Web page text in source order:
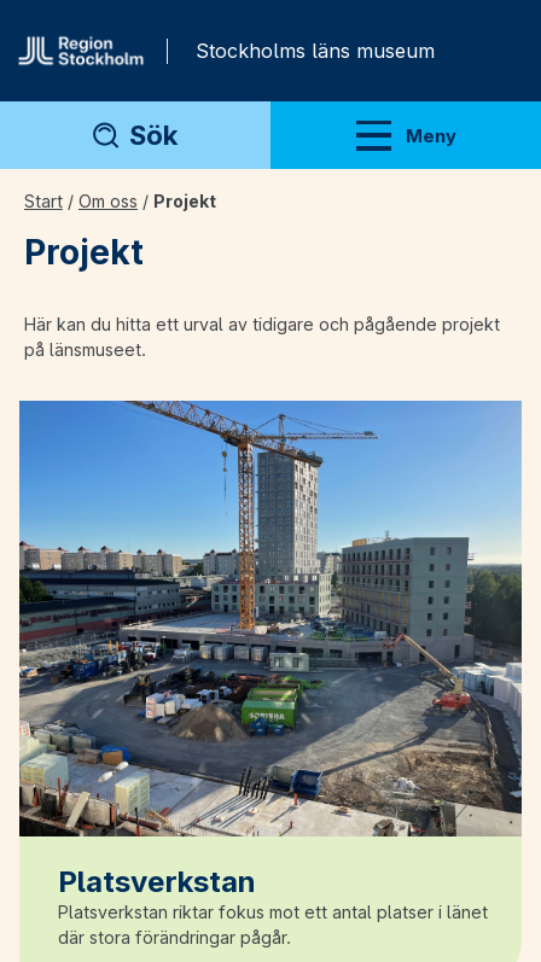
Stockholms läns museum
Sök Meny
Visa meny
Start / Om oss / Projekt
Projekt
Här kan du hitta ett urval av tidigare och pågående projekt
på länsmuseet.
Platsverkstan
Platsverkstan riktar fokus mot ett antal platser i länet
där stora förändringar pågår.